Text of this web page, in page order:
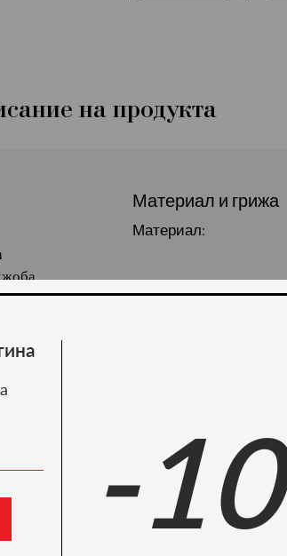
на продукта
%
Материал и грижа
Материал:
препоръчваме
-